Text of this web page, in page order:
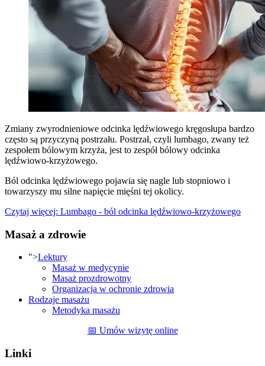
Zmiany zwyrodnieniowe odcinka lędźwiowego kręgosłupa bardzo
często są przyczyną postrzału. Postrzał, czyli lumbago, zwany też
zespołem bólowym krzyża, jest to zespół bólowy odcinka
lędźwiowo-krzyżowego.
Ból odcinka lędźwiowego pojawia się nagle lub stopniowo i
towarzyszy mu silne napięcie mięśni tej okolicy.
Czytaj więcej: Lumbago - ból odcinka lędźwiowo-krzyżowego
Masaż a zdrowie
">Lektury
Masaż w medycynie
Masaż prozdrowotny
Organizacja w ochronie zdrowia
Rodzaje masażu
Metodyka masażu
📅 Umów wizytę online
Linki